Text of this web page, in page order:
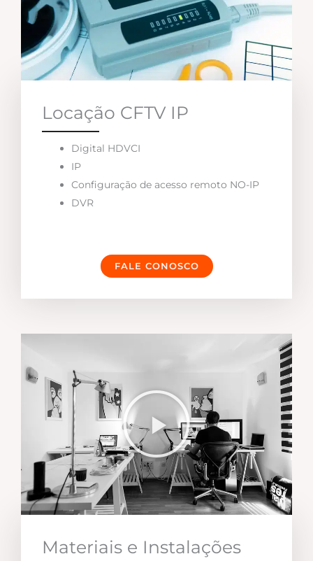
Locação CFTV IP
Digital HDVCI
IP
Configuração de acesso remoto NO-IP
DVR
FALE CONOSCO
Materiais e Instalações